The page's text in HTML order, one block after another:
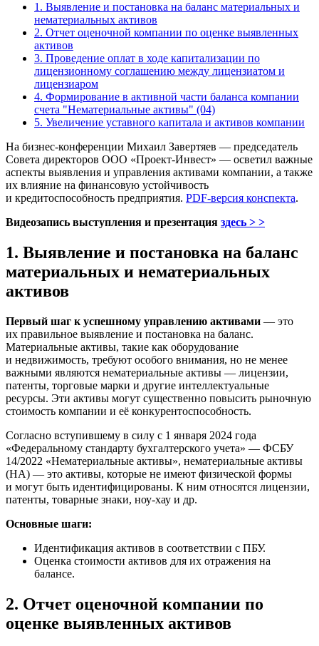
1. Выявление и постановка на баланс материальных и
нематериальных активов
2. Отчет оценочной компании по оценке выявленных
активов
3. Проведение оплат в ходе капитализации по
лицензионному соглашению между лицензиатом и
лицензиаром
4. Формирование в активной части баланса компании
счета "Нематериальные активы" (04)
5. Увеличение уставного капитала и активов компании
На бизнес-конференции Михаил Завертяев — председатель
Совета директоров ООО «Проект-Инвест» — осветил важные
аспекты выявления и управления активами компании, а также
их влияние на финансовую устойчивость
и кредитоспособность предприятия. PDF-версия конспекта.
Видеозапись выступления и презентация здесь > >
1. Выявление и постановка на баланс
материальных и нематериальных
активов
Первый шаг к успешному управлению активами — это
их правильное выявление и постановка на баланс.
Материальные активы, такие как оборудование
и недвижимость, требуют особого внимания, но не менее
важными являются нематериальные активы — лицензии,
патенты, торговые марки и другие интеллектуальные
ресурсы. Эти активы могут существенно повысить рыночную
стоимость компании и её конкурентоспособность.
Согласно вступившему в силу с 1 января 2024 года
«Федеральному стандарту бухгалтерского учета» — ФСБУ
14/2022 «Нематериальные активы», нематериальные активы
(НА) — это активы, которые не имеют физической формы
и могут быть идентифицированы. К ним относятся лицензии,
патенты, товарные знаки, ноу-хау и др.
Основные шаги:
Идентификация активов в соответствии с ПБУ.
Оценка стоимости активов для их отражения на
балансе.
2. Отчет оценочной компании по
оценке выявленных активов